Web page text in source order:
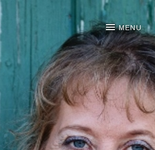
VAN
MENU